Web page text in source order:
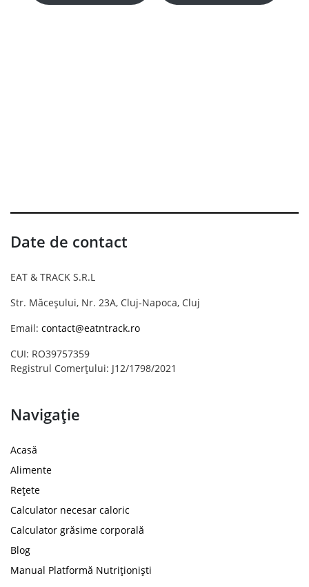
Date de contact
EAT & TRACK S.R.L
Str. Măceșului, Nr. 23A, Cluj-Napoca, Cluj
Email: contact@eatntrack.ro
CUI: RO39757359
Registrul Comerțului: J12/1798/2021
Navigație
Acasă
Alimente
Rețete
Calculator necesar caloric
Calculator grăsime corporală
Blog
Manual Platformă Nutriționiști